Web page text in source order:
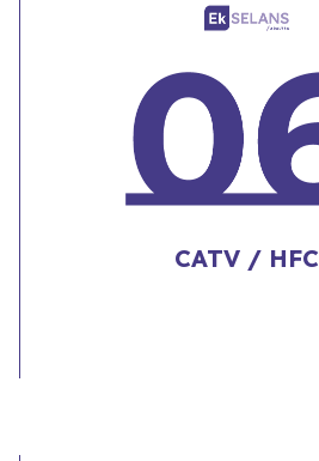
CATV / HFC